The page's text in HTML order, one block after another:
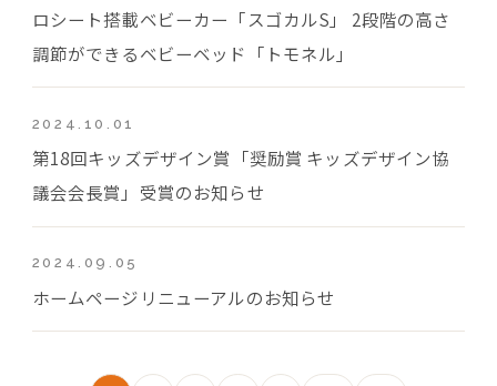
ロシート搭載ベビーカー「スゴカルS」 2段階の高さ
調節ができるベビーベッド「トモネル」
2024.10.01
第18回キッズデザイン賞「奨励賞 キッズデザイン協
議会会長賞」受賞のお知らせ
2024.09.05
ホームページリニューアルのお知らせ